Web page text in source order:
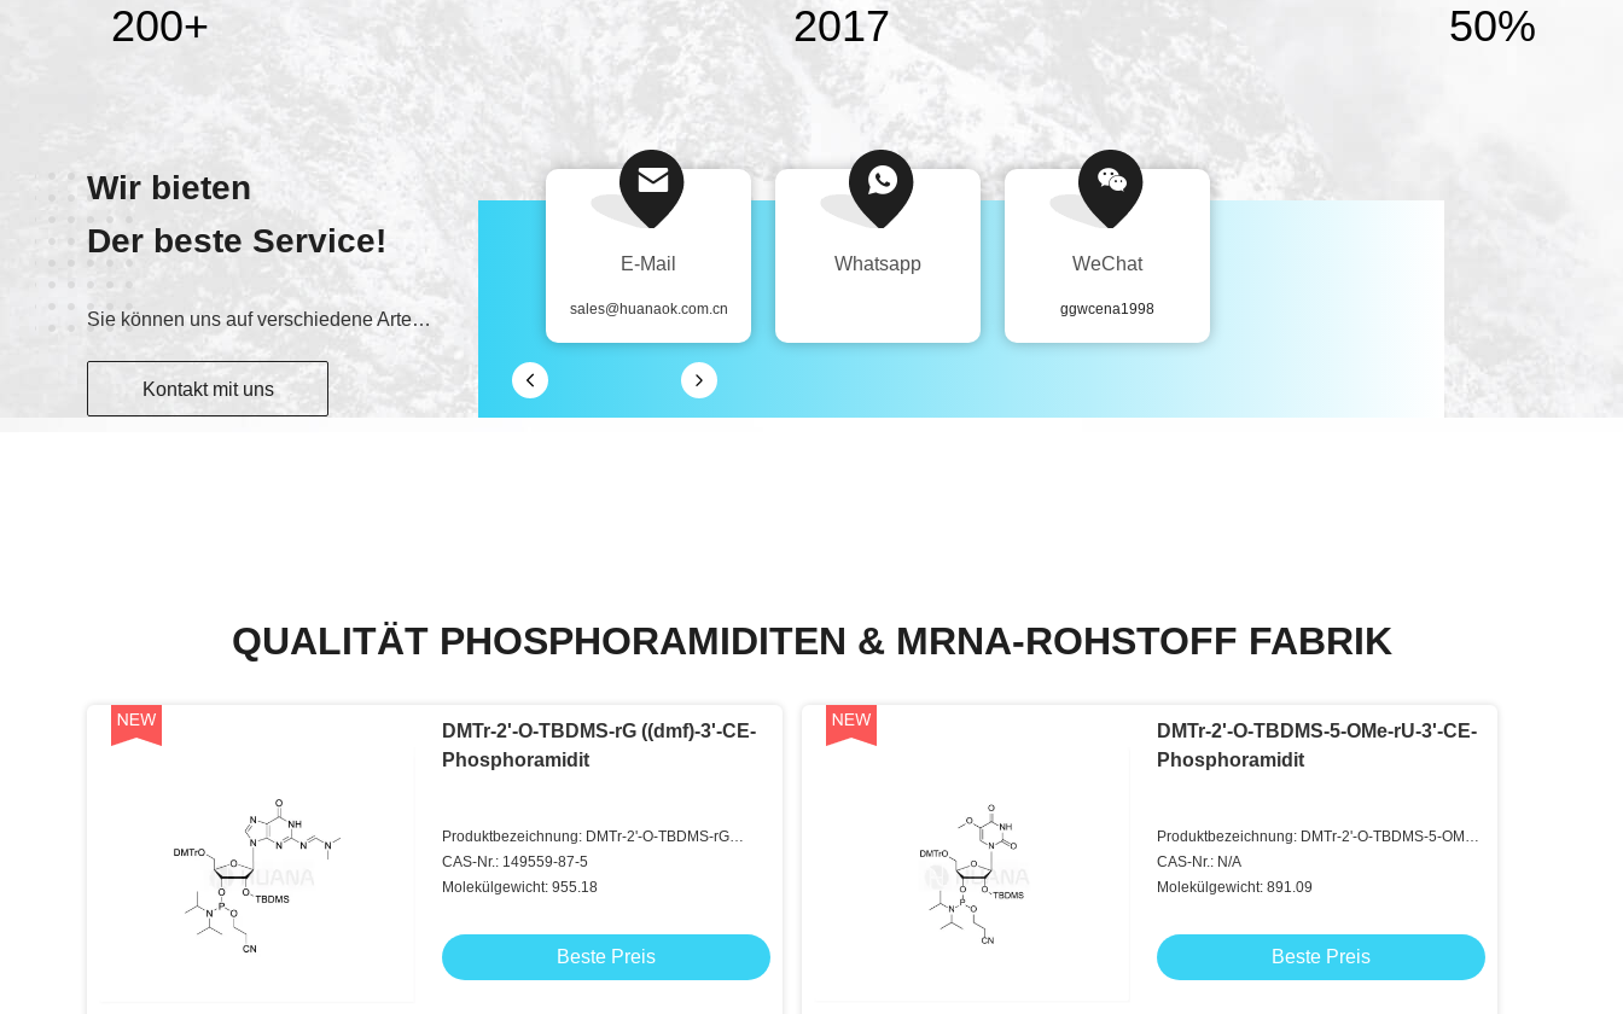
200+ 2017 50%
Wir bieten
Der beste Service!
Sie können uns auf verschiedene Arten kontaktieren.
Kontakt mit uns
E-Mail
sales@huanaok.com.cn
Whatsapp WeChat
ggwcena1998
QUALITÄT PHOSPHORAMIDITEN & MRNA-ROHSTOFF FABRIK
DMTr-2'-O-TBDMS-rG ((dmf)-3'-CE-
Phosphoramidit
Produktbezeichnung: DMTr-2'-O-TBDMS-rG
((dmf)-3'-CE-Phosphoramidit
CAS-Nr.: 149559-87-5
Molekülgewicht: 955.18
Beste Preis
DMTr-2'-O-TBDMS-5-OMe-rU-3'-CE-
Phosphoramidit
Produktbezeichnung: DMTr-2'-O-TBDMS-5-OMe-
rU-3'-CE-Phosphoramidit
CAS-Nr.: N/A
Molekülgewicht: 891.09
Beste Preis